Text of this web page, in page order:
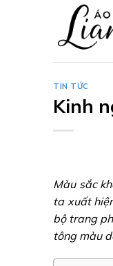
TIN TỨC
Kinh
Màu sắc
ta xuất
bộ trang
tông màu